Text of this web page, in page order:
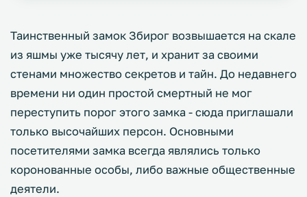
Таинственный замок Збирог возвышается на скале
из яшмы уже тысячу лет, и хранит за своими
стенами множество секретов и тайн. До недавнего
времени ни один простой смертный не мог
переступить порог этого замка - сюда приглашали
только высочайших персон. Основными
посетителями замка всегда являлись только
коронованные особы, либо важные общественные
деятели.